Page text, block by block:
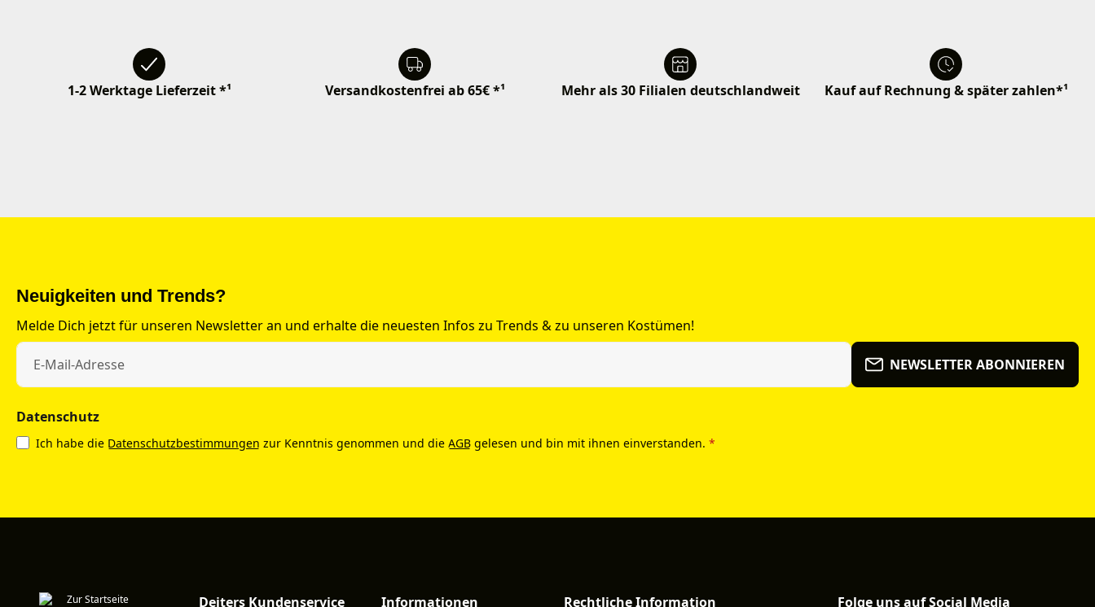
1-2 Werktage Lieferzeit *¹ Versandkostenfrei ab 65€ *¹ Mehr als 30 Filialen deutschlandweit Kauf auf Rechnung & später zahlen*¹
Neuigkeiten und Trends?
Melde Dich jetzt für unseren Newsletter an und erhalte die neuesten Infos zu Trends & zu unseren Kostümen!
NEWSLETTER ABONNIEREN
Datenschutz
Ich habe die Datenschutzbestimmungen zur Kenntnis genommen und die AGB gelesen und bin mit ihnen einverstanden. *
Deiters Kundenservice Informationen Rechtliche Information Folge uns auf Social Media